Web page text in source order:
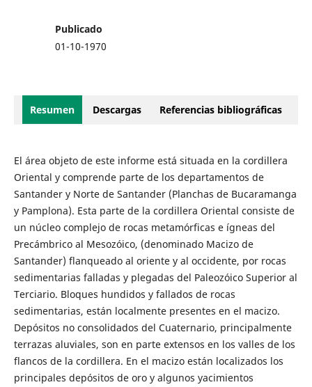
Publicado
01-10-1970
Resumen Descargas Referencias bibliográficas
El área objeto de este informe está situada en la cordillera
Oriental y comprende parte de los departamentos de
Santander y Norte de Santander (Planchas de Bucaramanga
y Pamplona). Esta parte de la cordillera Oriental consiste de
un núcleo complejo de rocas metamórficas e ígneas del
Precámbrico al Mesozóico, (denominado Macizo de
Santander) flanqueado al oriente y al occidente, por rocas
sedimentarias falladas y plegadas del Paleozóico Superior al
Terciario. Bloques hundidos y fallados de rocas
sedimentarias, están localmente presentes en el macizo.
Depósitos no consolidados del Cuaternario, principalmente
terrazas aluviales, son en parte extensos en los valles de los
flancos de la cordillera. En el macizo están localizados los
principales depósitos de oro y algunos yacimientos